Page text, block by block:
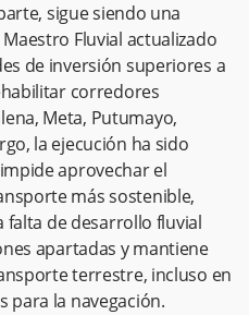
sigue siendo una
Fluvial actualizado
de inversión superiores a
corredores
Meta, Putumayo,
la ejecución ha sido
aprovechar el
más sostenible,
falta de desarrollo fluvial
apartadas y mantiene
terrestre, incluso en
para la navegación.